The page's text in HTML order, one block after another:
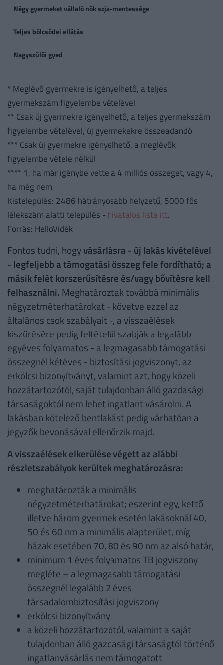
Négy gyermeket vállaló nők szja-mentessége
Teljes bölcsődei ellátás
Nagyszülői gyed
* Meglévő gyermekre is igényelhető, a teljes
gyermekszám figyelembe vételével
** Csak új gyermekre igényelhető, a teljes gyermekszám
figyelembe vételével, új gyermekekre összeadandó
*** Csak új gyermekre igényelhető, a meglévők
figyelembe vétele nélkül
**** 1, ha már igénybe vette a 4 milliós összeget, vagy 4,
ha még nem
Kistelepülés: 2486 hátrányosabb helyzetű, 5000 fős
lélekszám alatti település - hivatalos lista itt.
Forrás: HelloVidék
Fontos tudni, hogyvásárlásra - új lakás kivételével
- legfeljebb a támogatási összeg fele fordítható; a
másik felét korszerűsítésre és/vagy bővítésre kell
felhasználni. Meghatároztak továbbá minimális
négyzetméterhatárokat - követve ezzel az
általános csok szabályait -, a visszaélések
kiszűrésére pedig feltételül szabják a legalább
egyéves folyamatos - a legmagasabb támogatási
összegnél kétéves - biztosítási jogviszonyt, az
erkölcsi bizonyítványt, valamint azt, hogy közeli
hozzátartozótól, saját tulajdonban álló gazdasági
társaságoktól nem lehet ingatlant vásárolni. A
lakásban kötelező bentlakást pedig várhatóan a
jegyzők bevonásával ellenőrzik majd.
A visszaélések elkerülése végett az alábbi
részletszabályok kerültek meghatározásra:
meghatározták a minimális
négyzetméterhatárokat; eszerint egy, kettő
illetve három gyermek esetén lakásoknál 40,
50 és 60 nm a minimális alapterület, míg
házak esetében 70, 80 és 90 nm az alsó határ,
minimum 1 éves folyamatos TB jogviszony
megléte – a legmagasabb támogatási
összegnél legalább 2 éves
társadalombiztosítási jogviszony
erkölcsi bizonyítvány
a közeli hozzátartozótól, valamint a saját
tulajdonban álló gazdasági társaságtól történő
ingatlanvásárlás nem támogatott